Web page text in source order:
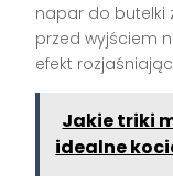
napar do butelki
przed wyjściem
efekt
Jakie triki
idealne